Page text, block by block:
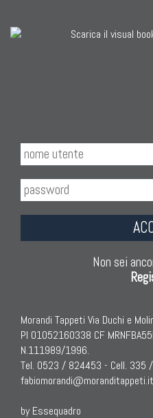
Non sei
Morandi Tappeti Via Duchi e
PI 01052160338 CF
N.111989/1996.
Tel. 0523 / 824453 - Cell. 335
fabiomorandi@moranditappeti.it
by Essequadro